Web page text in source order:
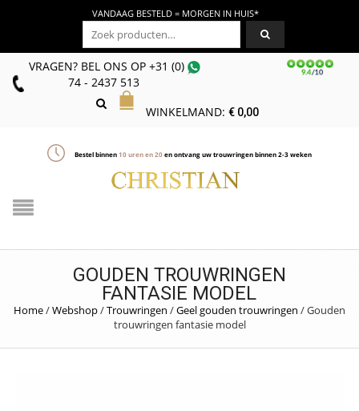
VANDAAG BESTELD = MORGEN IN HUIS*
Zoeken naar:
VRAGEN? BEL ONS OP+31 (0)
74 - 2437 513
WINKELMAND: €0,00
Bestel binnen10uren en20en ontvang uw trouwringen binnen 2-3 weken
GOUDEN TROUWRINGEN
FANTASIE MODEL
Home/Webshop/Trouwringen /Geel gouden trouwringen /Gouden
trouwringen fantasie model